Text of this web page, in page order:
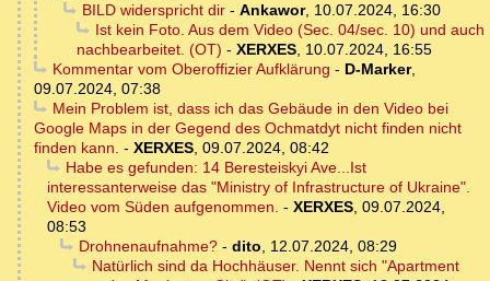
BILD widerspricht dir- Ankawor, 10.07.2024, 16:30
Ist kein Foto. Aus dem Video (Sec. 04/sec. 10) und auch
nachbearbeitet. (OT) - XERXES, 10.07.2024, 16:55
Kommentar vom Oberoffizier Aufklärung - D-Marker,
09.07.2024, 07:38
Mein Problem ist, dass ich das Gebäude in den Video bei
Google Maps in der Gegend des Ochmatdyt nicht finden nicht
finden kann. - XERXES, 09.07.2024, 08:42
Habe es gefunden: 14 Beresteiskyi Ave...Ist
interessanterweise das "Ministry of Infrastructure of Ukraine".
Video vom Süden aufgenommen. - XERXES, 09.07.2024,
08:53
Drohnenaufnahme?- dito, 12.07.2024, 08:29
Natürlich sind da Hochhäuser. Nennt sich "Apartment